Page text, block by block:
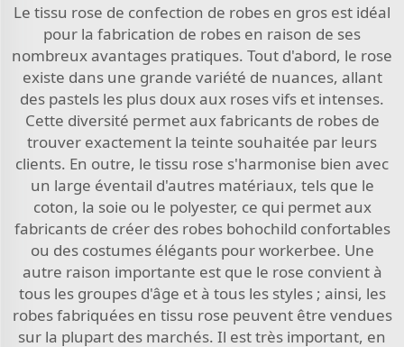
Le tissu rose de confection de robes en gros est idéal
pour la fabrication de robes en raison de ses
nombreux avantages pratiques. Tout d'abord, le rose
existe dans une grande variété de nuances, allant
des pastels les plus doux aux roses vifs et intenses.
Cette diversité permet aux fabricants de robes de
trouver exactement la teinte souhaitée par leurs
clients. En outre, le tissu rose s'harmonise bien avec
un large éventail d'autres matériaux, tels que le
coton, la soie ou le polyester, ce qui permet aux
fabricants de créer des robes bohochild confortables
ou des costumes élégants pour workerbee. Une
autre raison importante est que le rose convient à
tous les groupes d'âge et à tous les styles ; ainsi, les
robes fabriquées en tissu rose peuvent être vendues
sur la plupart des marchés. Il est très important, en